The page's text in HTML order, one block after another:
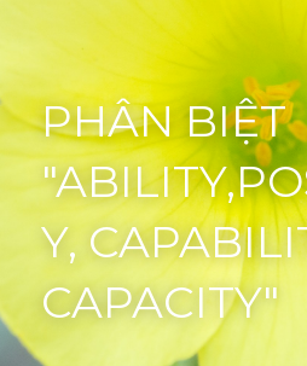
Cách diễn đạt
IELTS Videos - Ebook
Điểm báo
Khác
HỌC THỬ →
PHÂN BIỆT
Y,
CAPACITY"